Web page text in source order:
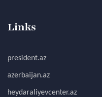
Links
president.az
azerbaijan.az
heydaraliyevcenter.az